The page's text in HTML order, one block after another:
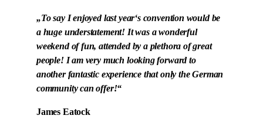
„To say I enjoyed last year‘s convention would be
a huge understatement! It was a wonderful
weekend of fun, attended by a plethora of great
people! I am very much looking forward to
another fantastic experience that only the German
community can offer!“
James Eatock